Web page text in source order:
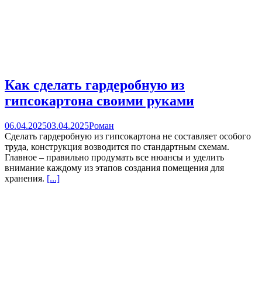
Как сделать гардеробную из
гипсокартона своими руками
06.04.202503.04.2025Роман
Сделать гардеробную из гипсокартона не составляет особого
труда, конструкция возводится по стандартным схемам.
Главное – правильно продумать все нюансы и уделить
внимание каждому из этапов создания помещения для
хранения. [...]